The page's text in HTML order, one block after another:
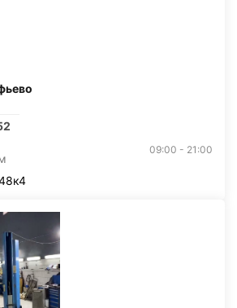
09:00 - 21:00